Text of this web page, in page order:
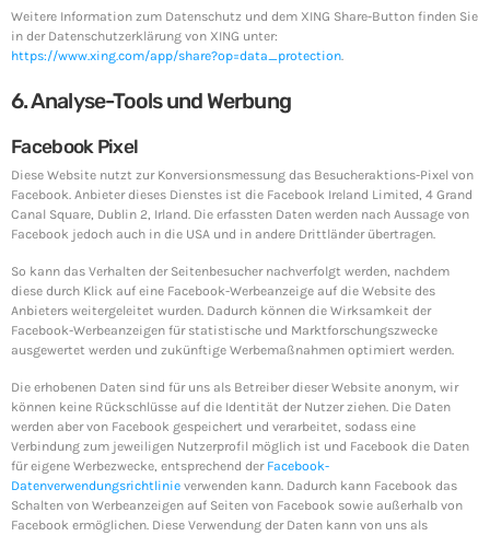
Weitere Information zum Datenschutz und dem XING Share-Button finden Sie
in der Datenschutzerklärung von XING unter:
https://www.xing.com/app/share?op=data_protection.
6. Analyse-Tools und Werbung
Facebook Pixel
Diese Website nutzt zur Konversionsmessung das Besucheraktions-Pixel von
Facebook. Anbieter dieses Dienstes ist die Facebook Ireland Limited, 4 Grand
Canal Square, Dublin 2, Irland. Die erfassten Daten werden nach Aussage von
Facebook jedoch auch in die USA und in andere Drittländer übertragen.
So kann das Verhalten der Seitenbesucher nachverfolgt werden, nachdem
diese durch Klick auf eine Facebook-Werbeanzeige auf die Website des
Anbieters weitergeleitet wurden. Dadurch können die Wirksamkeit der
Facebook-Werbeanzeigen für statistische und Marktforschungszwecke
ausgewertet werden und zukünftige Werbemaßnahmen optimiert werden.
Die erhobenen Daten sind für uns als Betreiber dieser Website anonym, wir
können keine Rückschlüsse auf die Identität der Nutzer ziehen. Die Daten
werden aber von Facebook gespeichert und verarbeitet, sodass eine
Verbindung zum jeweiligen Nutzerprofil möglich ist und Facebook die Daten
für eigene Werbezwecke, entsprechend der Facebook-
Datenverwendungsrichtlinie verwenden kann. Dadurch kann Facebook das
Schalten von Werbeanzeigen auf Seiten von Facebook sowie außerhalb von
Facebook ermöglichen. Diese Verwendung der Daten kann von uns als